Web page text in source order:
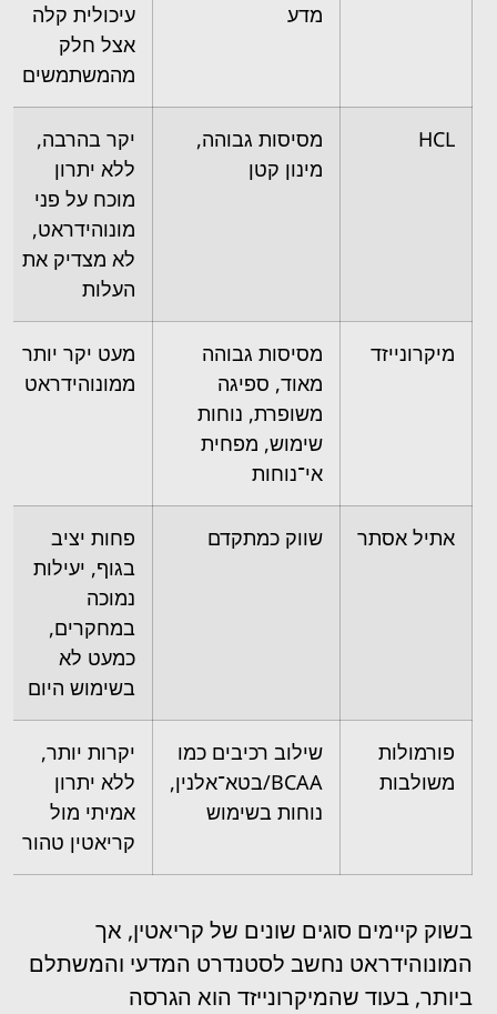
מדע
עיכולית קלה
אצל חלק
מהמשתמשים
HCL
מסיסות גבוהה,
מינון קטן
יקר בהרבה,
ללא יתרון
מוכח על פני
מונוהידראט,
לא מצדיק את
העלות
מיקרונייזד
מסיסות גבוהה
מאוד, ספיגה
משופרת, נוחות
שימוש, מפחית
אי־נוחות
מעט יקר יותר
ממונוהידראט
אתיל אסתר שווק כמתקדם
פחות יציב
בגוף, יעילות
נמוכה
במחקרים,
כמעט לא
בשימוש היום
פורמולות
משולבות
שילוב רכיבים כמו
BCAA/בטא־אלנין,
נוחות בשימוש
יקרות יותר,
ללא יתרון
אמיתי מול
קריאטין טהור
בשוק קיימים סוגים שונים של קריאטין, אך
המונוהידראט נחשב לסטנדרט המדעי והמשתלם
ביותר, בעוד שהמיקרונייזד הוא הגרסה